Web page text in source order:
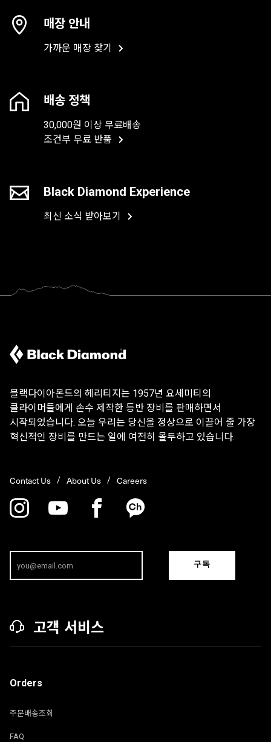
매장 안내
가까운 매장 찾기
배송 정책
30,000원 이상 무료배송
조건부 무료 반품
Black Diamond Experience
최신 소식 받아보기
블랙다이아몬드의 헤리티지는 1957년 요세미티의
클라이머들에게 손수 제작한 등반 장비를 판매하면서
시작되었습니다. 오늘 우리는 당신을 정상으로 이끌어 줄 가장
혁신적인 장비를 만드는 일에 여전히 몰두하고 있습니다.
Contact Us About Us Careers
구독
고객 서비스
Orders
주문배송조회
FAQ